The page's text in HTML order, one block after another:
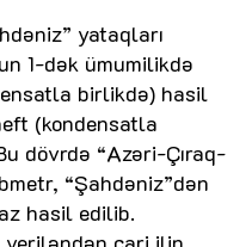
yataqları
1-dək ümumilikdə
birlikdə) hasil
(kondensatla
dövrdə “Azəri-Çıraq-
“Şahdəniz”dən
hasil edilib.